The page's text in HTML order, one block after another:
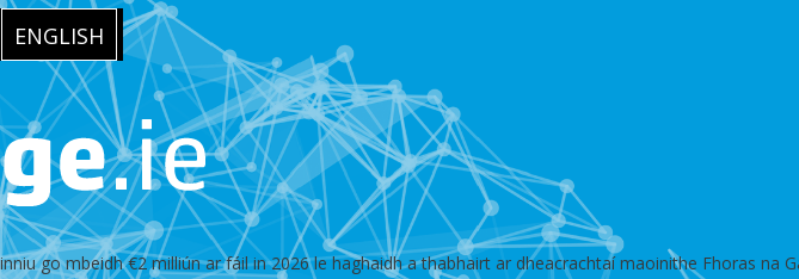
ENGLISH
go mbeidh €2 milliún ar fáil in 2026 le haghaidh a thabhairt ar dheacrachtaí maoinithe Fhoras na